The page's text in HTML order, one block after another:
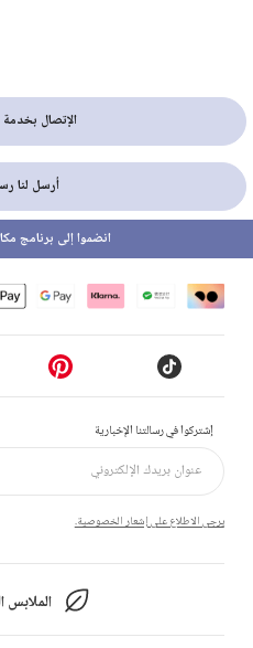
الإتصال بخدمة
أرسل لنا
إشتركوا في رسالتنا الإخبارية
يرجى الاطلاع على إشعار الخصوصية.
الملابس
انضموا إلى برنامج